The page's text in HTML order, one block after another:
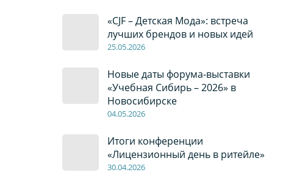
«CJF – Детская Мода»: встреча
лучших брендов и новых идей
25.05.2026
Новые даты форума-выставки
«Учебная Сибирь – 2026» в
Новосибирске
04.05.2026
Итоги конференции
«Лицензионный день в ритейле»
30.04.2026